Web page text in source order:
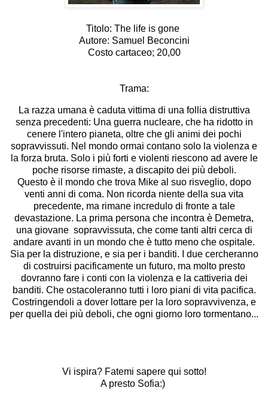
Titolo: The life is gone
Autore: Samuel Beconcini
Costo cartaceo; 20,00
Trama:
La razza umana è caduta vittima di una follia distruttiva
senza precedenti: Una guerra nucleare, che ha ridotto in
cenere l'intero pianeta, oltre che gli animi dei pochi
sopravvissuti. Nel mondo ormai contano solo la violenza e
la forza bruta. Solo i più forti e violenti riescono ad avere le
poche risorse rimaste, a discapito dei più deboli.
Questo è il mondo che trova Mike al suo risveglio, dopo
venti anni di coma. Non ricorda niente della sua vita
precedente, ma rimane incredulo di fronte a tale
devastazione. La prima persona che incontra è Demetra,
una giovane sopravvissuta, che come tanti altri cerca di
andare avanti in un mondo che è tutto meno che ospitale.
Sia per la distruzione, e sia per i banditi. I due cercheranno
di costruirsi pacificamente un futuro, ma molto presto
dovranno fare i conti con la violenza e la cattiveria dei
banditi. Che ostacoleranno tutti i loro piani di vita pacifica.
Costringendoli a dover lottare per la loro sopravvivenza, e
per quella dei più deboli, che ogni giorno loro tormentano...
Vi ispira? Fatemi sapere qui sotto!
A presto Sofia:)